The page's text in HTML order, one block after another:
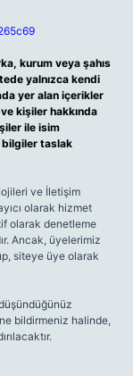
kurum veya şahıs
yalnızca kendi
yer alan içerikler
kişiler hakkında
ile isim
taslak
ve İletişim
olarak hizmet
olarak denetleme
Ancak, üyelerimiz
siteye üye olarak
bildirmeniz halinde,